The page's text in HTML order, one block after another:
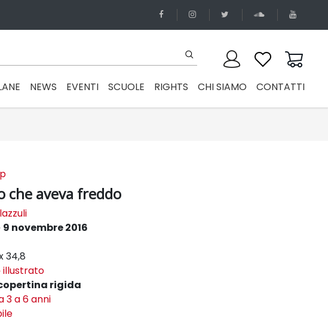
NEWS EVENTI SCUOLE RIGHTS CHI SIAMO CONTATTI
che aveva freddo
9 novembre 2016
34,8
illustrato
rigida
3 a 6 anni